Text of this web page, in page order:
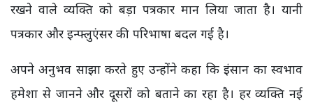
रखने वाले व्यक्ति को बड़ा पत्रकार मान लिया जाता है। यानी
पत्रकार और इन्फ्लुएंसर की परिभाषा बदल गई है।
अपने अनुभव साझा करते हुए उन्होंने कहा कि इंसान का स्वभाव
हमेशा से जानने और दूसरों को बताने का रहा है। हर व्यक्ति नई